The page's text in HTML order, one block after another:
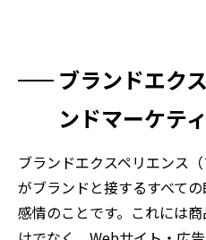
ブランドエク
ンドマーケテ
ブランドエクスペリエンス
がブランドと接するすべて
感情のことです。これには